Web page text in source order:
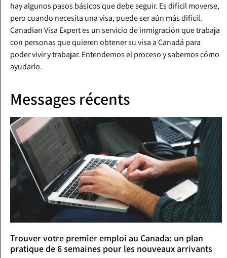
hay algunos pasos básicos que debe seguir. Es difícil moverse,
pero cuando necesita una visa, puede ser aún más difícil.
Canadian Visa Expert es un servicio de inmigración que trabaja
con personas que quieren obtener su visa a Canadá para
poder vivir y trabajar. Entendemos el proceso y sabemos cómo
ayudarlo.
Messages récents
Trouver votre premier emploi au Canada: un plan
pratique de 6 semaines pour les nouveaux arrivants